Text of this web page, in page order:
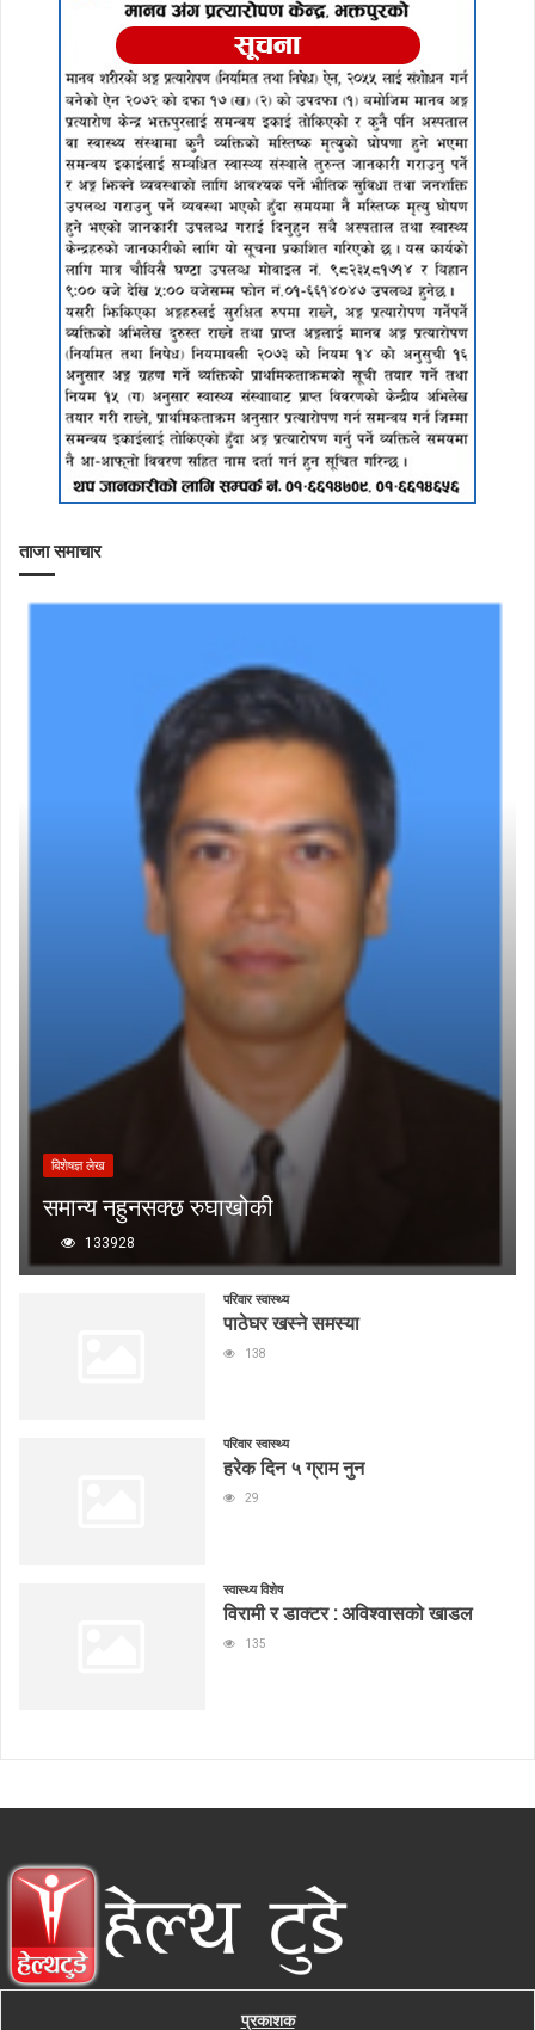
ताजा समाचार
बिशेषज्ञ लेख
समान्य नहुनसक्छ रुघाखोकी
133928
परिवार स्वास्थ्य
पाठेघर खस्ने समस्या
138
परिवार स्वास्थ्य
हरेक दिन ५ ग्राम नुन
29
स्वास्थ्य विशेष
विरामी र डाक्टर : अविश्वासको खाडल
135
प्रकाशक